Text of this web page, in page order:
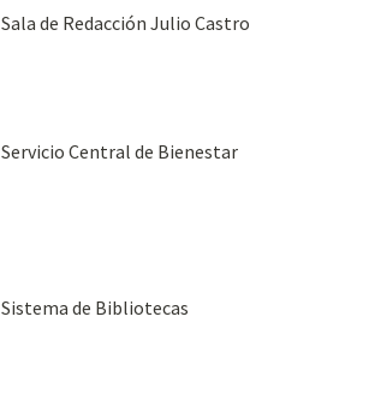
Sala de Redacción Julio Castro
Servicio Central de Bienestar
Sistema de Bibliotecas